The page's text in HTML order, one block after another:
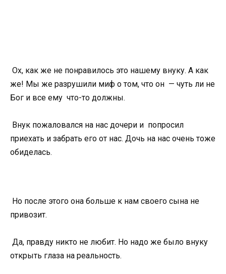
Ох, как же не понравилось это нашему внуку. А как
же! Мы же разрушили миф о том, что он — чуть ли не
Бог и все ему что-то должны.
Внук пожаловался на нас дочери и попросил
приехать и забрать его от нас. Дочь на нас очень тоже
обиделась.
Но после этого она больше к нам своего сына не
привозит.
Да, правду никто не любит. Но надо же было внуку
открыть глаза на реальность.